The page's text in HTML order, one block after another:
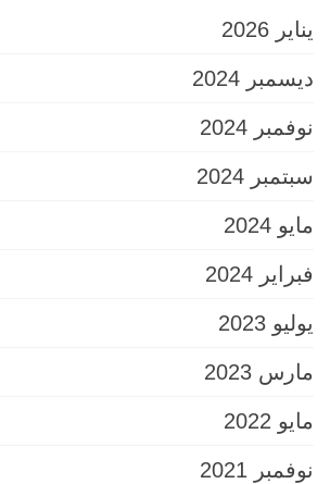
يناير 2026
ديسمبر 2024
نوفمبر 2024
سبتمبر 2024
مايو 2024
فبراير 2024
يوليو 2023
مارس 2023
مايو 2022
نوفمبر 2021